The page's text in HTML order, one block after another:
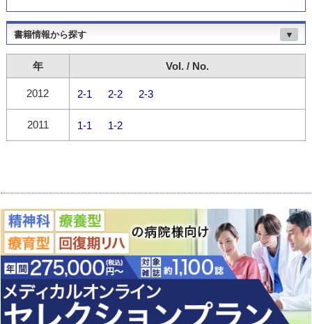
書籍情報から探す ▼
年 Vol. / No.
2012 2-1 2-2 2-3
2011 1-1 1-2